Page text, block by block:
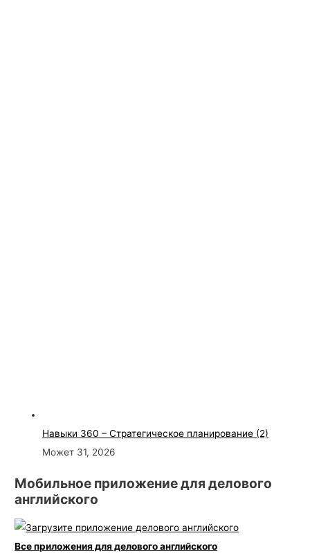
Навыки 360 – Стратегическое планирование (2)
Может 31, 2026
Мобильное приложение для делового
английского
Все приложения для делового английского